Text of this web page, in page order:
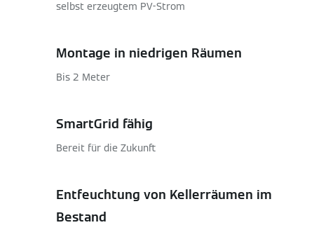
selbst erzeugtem PV-Strom
Montage in niedrigen Räumen
Bis 2 Meter
SmartGrid fähig
Bereit für die Zukunft
Entfeuchtung von Kellerräumen im
Bestand